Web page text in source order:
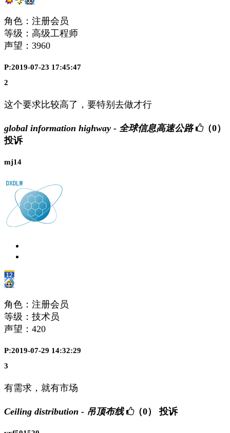
角色：注册会员
等级：高级工程师
声望： 3960
P:2019-07-23 17:45:47
2
这个要求比较高了，要特别去做才行
global information highway - 全球信息高速公路
（0）
投诉
mj14
角色：注册会员
等级：技术员
声望： 420
P:2019-07-29 14:32:29
3
有需求，就有市场
Ceiling distribution - 吊顶布线 （0） 投诉